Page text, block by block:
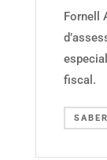
Fornell
fiscal.